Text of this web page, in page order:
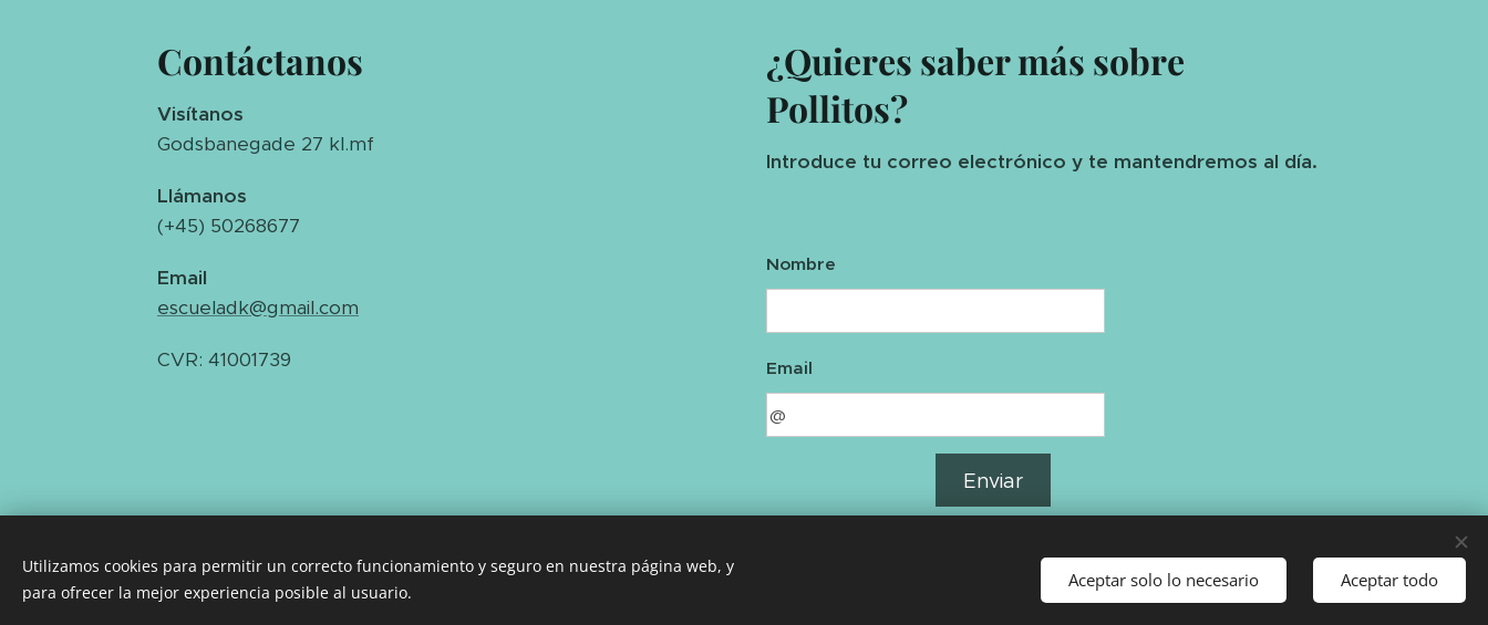
Contáctanos
Visítanos
Godsbanegade 27 kl.mf
Llámanos
(+45) 50268677
Email
escueladk@gmail.com
CVR: 41001739
¿Quieres saber más sobre
Pollitos?
Introduce tu correo electrónico y te mantendremos al día.
Nombre
Email
Enviar
escueladk@gmail.com Idiomas Español English
Utilizamos cookies para permitir un correcto funcionamiento y seguro en nuestra página web, y
para ofrecer la mejor experiencia posible al usuario.
Aceptar solo lo necesario Aceptar todo